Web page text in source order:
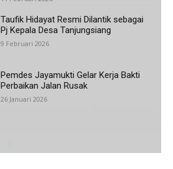
Taufik Hidayat Resmi Dilantik sebagai
Pj Kepala Desa Tanjungsiang
9 Februari 2026
Pemdes Jayamukti Gelar Kerja Bakti
Perbaikan Jalan Rusak
26 Januari 2026